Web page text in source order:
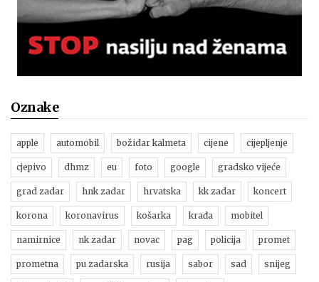
Oznake
apple automobil božidar kalmeta cijene cijepljenje
cjepivo dhmz eu foto google gradsko vijeće
grad zadar hnk zadar hrvatska kk zadar koncert
korona koronavirus košarka krađa mobitel
namirnice nk zadar novac pag policija promet
prometna pu zadarska rusija sabor sad snijeg